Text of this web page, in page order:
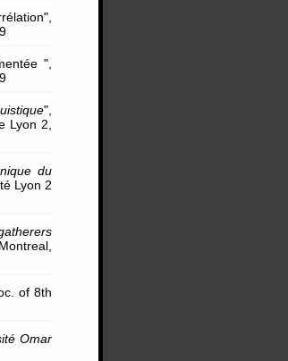
",
",
Lyon 2,
du
Lyon 2
of 8th
Omar